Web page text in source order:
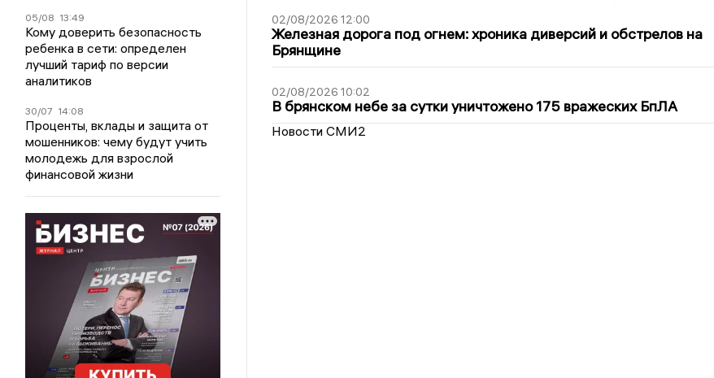
05/08 13:49
Кому доверить безопасность
ребенка в сети: определен
лучший тариф по версии
аналитиков
30/07 14:08
Проценты, вклады и защита от
мошенников: чему будут учить
молодежь для взрослой
финансовой жизни
02/08/2026 12:00
Железная дорога под огнем: хроника диверсий и обстрелов на
Брянщине
02/08/2026 10:02
В брянском небе за сутки уничтожено 175 вражеских БпЛА
Новости СМИ2